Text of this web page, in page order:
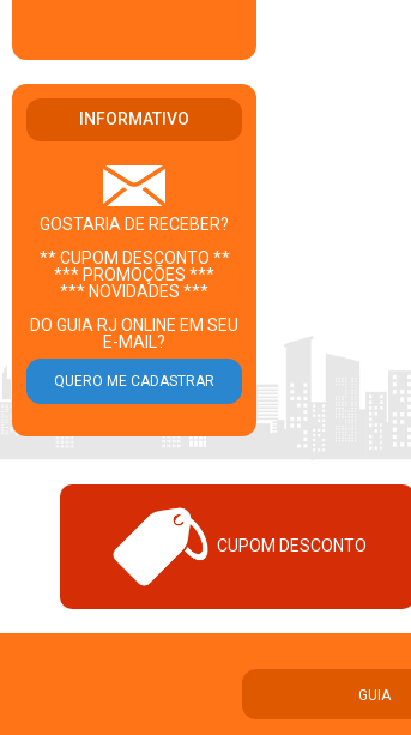
INFORMATIVO
GOSTARIA DE RECEBER?
** CUPOM DESCONTO **
*** PROMOÇÕES ***
*** NOVIDADES ***
DO GUIA RJ ONLINE EM SEU
E-MAIL?
CUPOM DESCONTO
GUIA